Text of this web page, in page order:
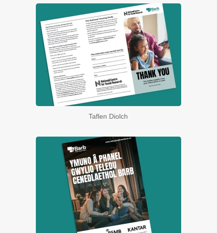
Taflen Diolch